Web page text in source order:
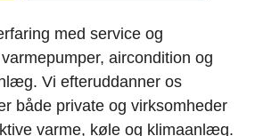
med service og
aircondition og
Vi efteruddanner os
både private og virksomheder
varme, køle og klimaanlæg.